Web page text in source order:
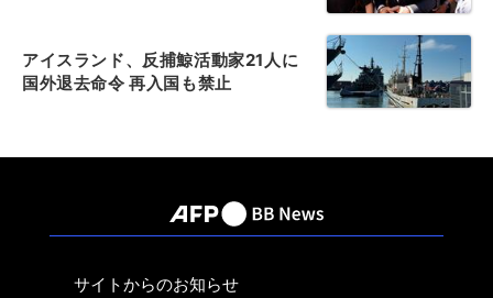
アイスランド、反捕鯨活動家21人に
国外退去命令 再入国も禁止
サイトからのお知らせ